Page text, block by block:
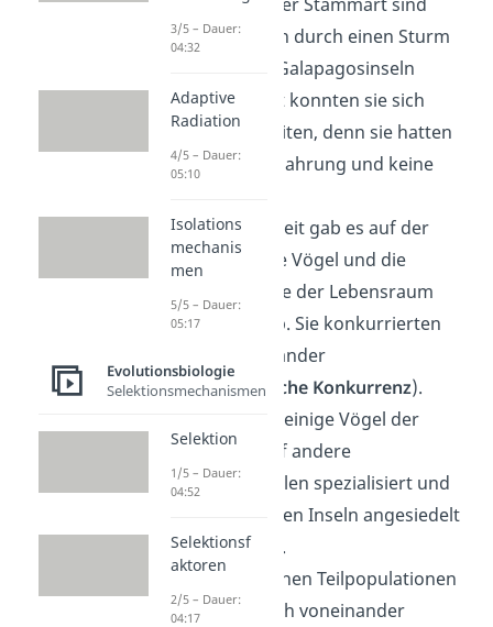
wahrscheinlich durch einen Sturm
auf einer der Galapagosinseln
gelandet. Dort konnten sie sich
schnell verbreiten, denn sie hatten
ausreichend Nahrung und keine
Nach einiger Zeit gab es auf der
Insel sehr viele Vögel und die
Nahrung sowie der Lebensraum
wurden knapp. Sie konkurrierten
jetzt untereinander
(Intraspezifische Konkurrenz).
So haben sich einige Vögel der
Population auf andere
Nahrungsquellen spezialisiert und
sich auf anderen Inseln angesiedelt
(Einnischung
).
Die entstandenen Teilpopulationen
waren räumlich voneinander
3/5 – Dauer:
04:32
Adaptive
Radiation
4/5 – Dauer:
05:10
Isolations
mechanis
men
5/5 – Dauer:
05:17
Evolutionsbiologie
Selektionsmechanismen
Selektion
1/5 – Dauer:
04:52
Selektionsf
aktoren
2/5 – Dauer:
04:17